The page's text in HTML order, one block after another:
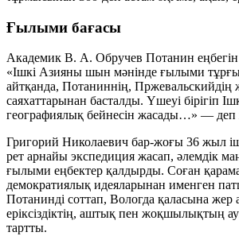
Ғылыми бағасы
Академик В. А. Обручев Потанин еңбегін
«Ішкі Азияны шын мәнінде ғылыми
айтқанда, Потаниннің,
саяхаттарынан басталды. Үшеуі бірігіп
географиялық бейнесін жасады…» — деп
Григорий Николаевич бар-жоғы 36 жыл
рет арнайы экспедиция жасап, әлемдік
ғылыми еңбектер қалдырды. Соған
демократиялық идеяларынан именген
Потанинді соттап, Вологда қаласына жер
еріксіздіктің, аштық пен жоқшылықтың
тартты.